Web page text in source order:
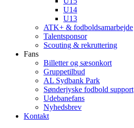
U14
U13
ATK+ & fodboldsamarbejde
Talentsponsor
Scouting & rekruttering
Fans
Billetter og sæsonkort
Gruppetilbud
AL Sydbank Park
Sønderjyske fodbold support
Udebanefans
Nyhedsbrev
Kontakt